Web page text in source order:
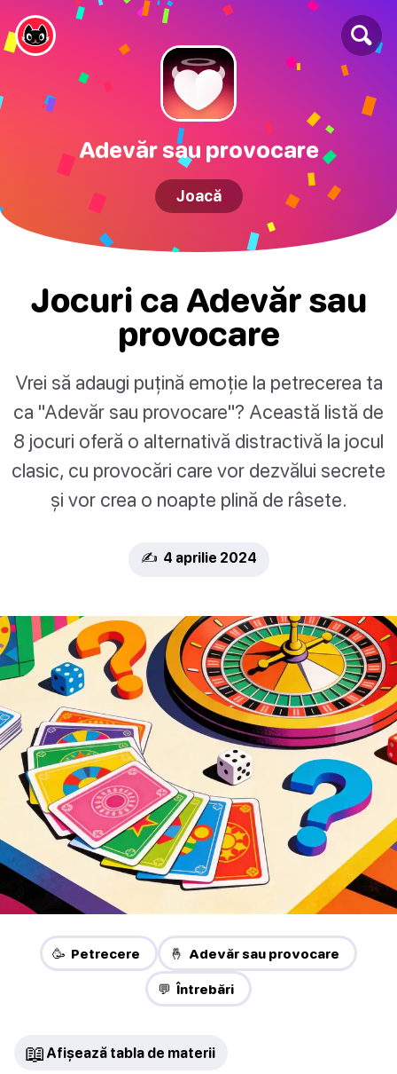
Adevăr sau provocare
Joacă
Jocuri ca Adevăr sau
provocare
Vrei să adaugi puțină emoție la petrecerea ta
ca "Adevăr sau provocare"? Această listă de
8 jocuri oferă o alternativă distractivă la jocul
clasic, cu provocări care vor dezvălui secrete
și vor crea o noapte plină de râsete.
✍️ 4 aprilie 2024
🥳 Petrecere 🤞 Adevăr sau provocare
💬 Întrebări
📖 Afișează tabla de materii